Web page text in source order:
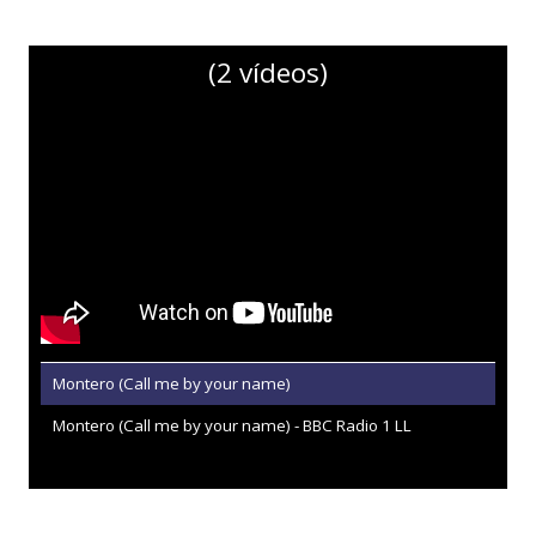
(2 vídeos)
Montero (Call me by your name)
Montero (Call me by your name) - BBC Radio 1 LL